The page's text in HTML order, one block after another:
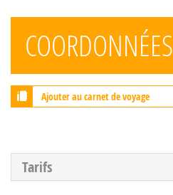
COORDONNÉES
Ajouter au carnet de voyage
Tarifs